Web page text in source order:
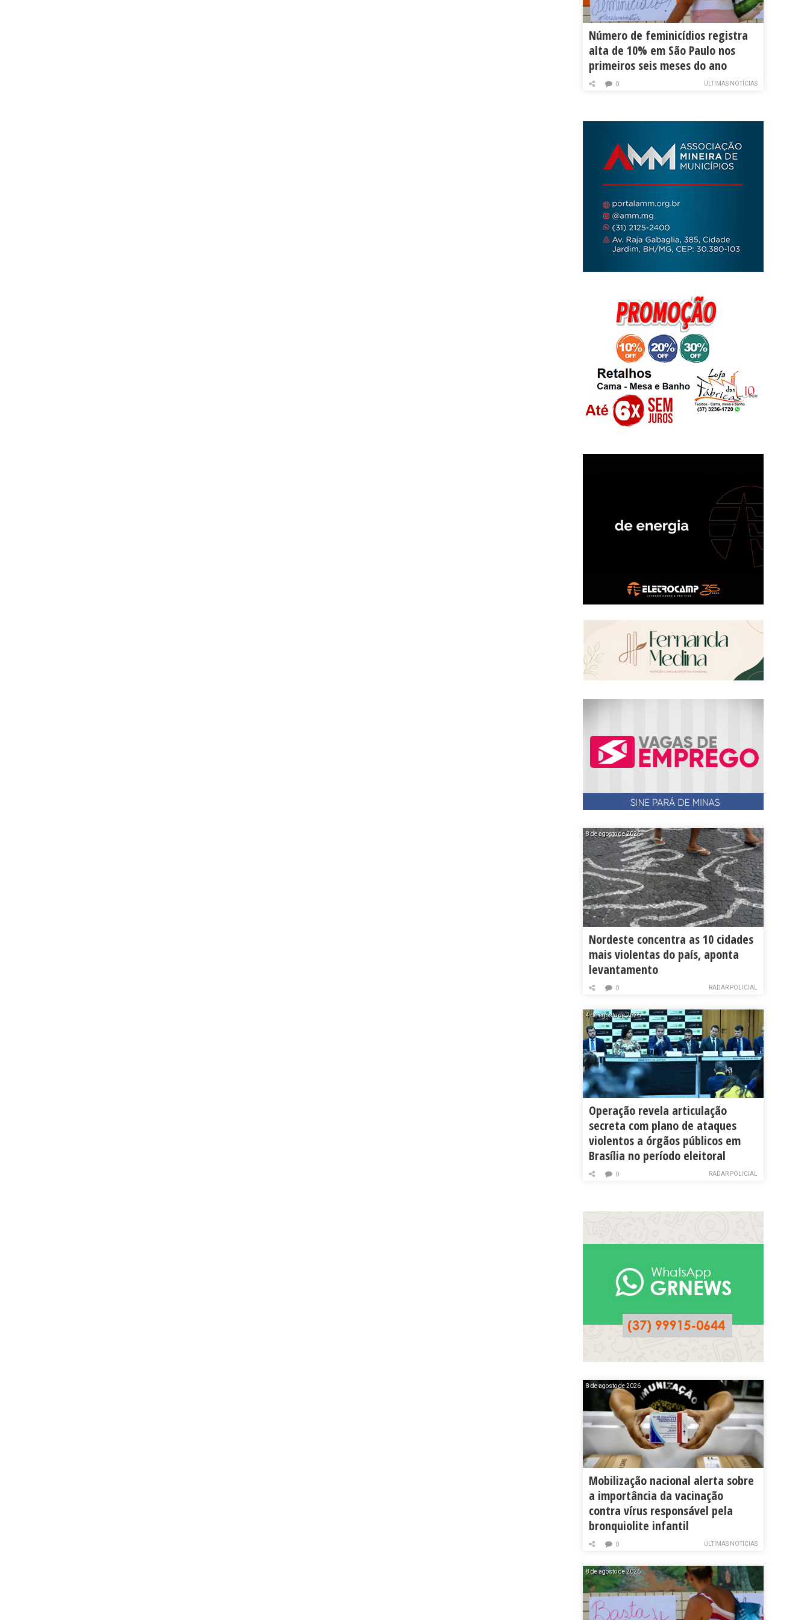
Número de feminicídios registra
alta de 10% em São Paulo nos
primeiros seis meses do ano
ÚLTIMAS NOTÍCIAS
0
8 de agosto de 2026
Nordeste concentra as 10 cidades
mais violentas do país, aponta
levantamento
RADAR POLICIAL
0
4 de agosto de 2026
Operação revela articulação
secreta com plano de ataques
violentos a órgãos públicos em
Brasília no período eleitoral
RADAR POLICIAL
0
8 de agosto de 2026
Mobilização nacional alerta sobre
a importância da vacinação
contra vírus responsável pela
bronquiolite infantil
ÚLTIMAS NOTÍCIAS
0
8 de agosto de 2026